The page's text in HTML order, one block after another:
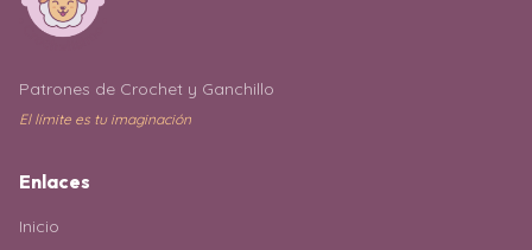
Patrones de Crochet y Ganchillo
El límite es tu imaginación
Enlaces
Inicio